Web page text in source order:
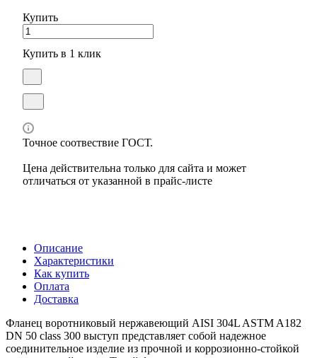
Купить
Купить в 1 клик
Точное соотвествие ГОСТ.
Цена действительна только для сайта и может
отличаться от указанной в прайс-листе
Описание
Характеристики
Как купить
Оплата
Доставка
Фланец воротниковый нержавеющий AISI 304L ASTM A182
DN 50 class 300 выступ представляет собой надежное
соединительное изделие из прочной и коррозионно-стойкой